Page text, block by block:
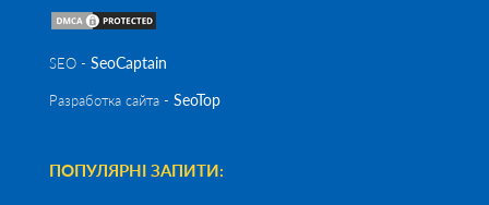
SEO - SeoСaptain
Разработка сайта - SeoTop
ПОПУЛЯРНІ ЗАПИТИ: